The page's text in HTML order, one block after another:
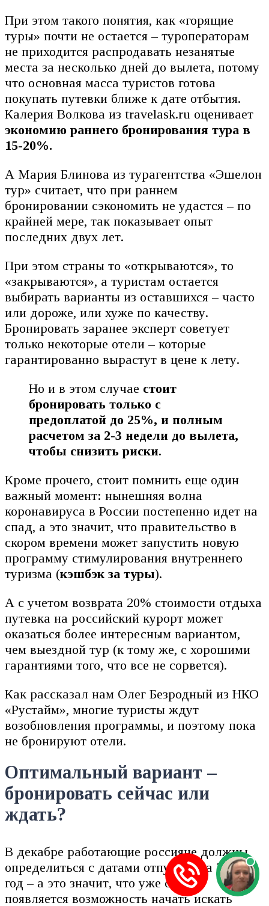
При этом такого понятия, как «горящие
туры» почти не остается – туроператорам
не приходится распродавать незанятые
места за несколько дней до вылета, потому
что основная масса туристов готова
покупать путевки ближе к дате отбытия.
Калерия Волкова из travelask.ru оценивает
экономию раннего бронирования тура в
15-20%.
А Мария Блинова из турагентства «Эшелон
тур» считает, что при раннем
бронировании сэкономить не удастся – по
крайней мере, так показывает опыт
последних двух лет.
При этом страны то «открываются», то
«закрываются», а туристам остается
выбирать варианты из оставшихся – часто
или дороже, или хуже по качеству.
Бронировать заранее эксперт советует
только некоторые отели – которые
гарантированно вырастут в цене к лету.
Но и в этом случае стоит
бронировать только с
предоплатой до 25%, и полным
расчетом за 2-3 недели до вылета,
чтобы снизить риски.
Кроме прочего, стоит помнить еще один
важный момент: нынешняя волна
коронавируса в России постепенно идет на
спад, а это значит, что правительство в
скором времени может запустить новую
программу стимулирования внутреннего
туризма (кэшбэк за туры).
А с учетом возврата 20% стоимости отдыха
путевка на российский курорт может
оказаться более интересным вариантом,
чем выездной тур (к тому же, с хорошими
гарантиями того, что все не сорвется).
Как рассказал нам Олег Безродный из НКО
«Рустайм», многие туристы ждут
возобновления программы, и поэтому пока
не бронируют отели.
Оптимальный вариант –
бронировать сейчас или
ждать?
В декабре работающие россияне должны
определиться с датами отпусков на 2022
год – а это значит, что уже сейчас
появляется возможность начать искать